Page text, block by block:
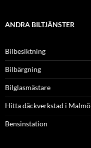
ANDRA BILTJÄNSTER
Bilbesiktning
Bilbärgning
Bilglasmästare
Hitta däckverkstad i Malmö
Bensinstation